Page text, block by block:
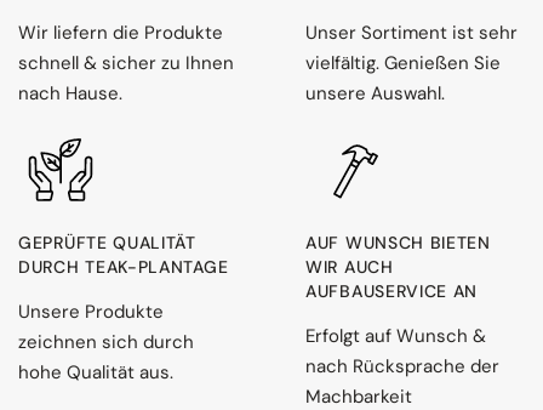
Wir liefern die Produkte
schnell & sicher zu Ihnen
nach Hause.
Unser Sortiment ist sehr
vielfältig. Genießen Sie
unsere Auswahl.
GEPRÜFTE QUALITÄT
DURCH TEAK-PLANTAGE
Unsere Produkte
zeichnen sich durch
hohe Qualität aus.
AUF WUNSCH BIETEN
WIR AUCH
AUFBAUSERVICE AN
Erfolgt auf Wunsch &
nach Rücksprache der
Machbarkeit